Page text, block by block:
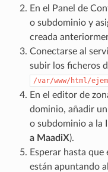
En el Panel de
o subdominio y
creada
Conectarse al
subir los ficheros
/var/www/html/
En el editor de
dominio, añadir
o subdominio a la
a MaadiX).
Esperar hasta
están apuntando